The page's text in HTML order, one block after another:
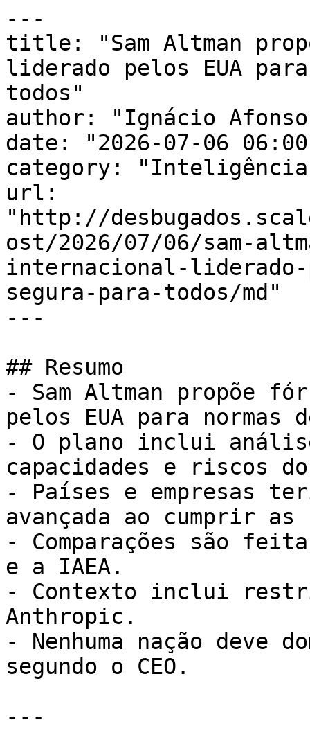
---
title: "Sam Altman
liderado pelos EUA
todos"
author: "Ignácio
date: "2026-07-06
category:
url:
"http://
ost/2026/07/06/sam-
internacional-
segura-para-todos/md"
---
## Resumo
- Sam Altman propõe
pelos EUA para normas
- O plano inclui
capacidades e riscos
- Países e empresas
avançada ao cumprir
- Comparações são
e a IAEA.
- Contexto inclui
Anthropic.
- Nenhuma nação deve
segundo o CEO.
---